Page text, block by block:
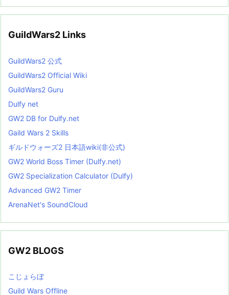
GuildWars2 Links
GuildWars2 公式
GuildWars2 Official Wiki
GuildWars2 Guru
Dulfy net
GW2 DB for Dulfy.net
Gaild Wars 2 Skills
ギルドウォーズ2 日本語wiki(非公式)
GW2 World Boss Timer (Dulfy.net)
GW2 Specialization Calculator (Dulfy)
Advanced GW2 Timer
ArenaNet's SoundCloud
GW2 BLOGS
こじょらぼ
Guild Wars Offline